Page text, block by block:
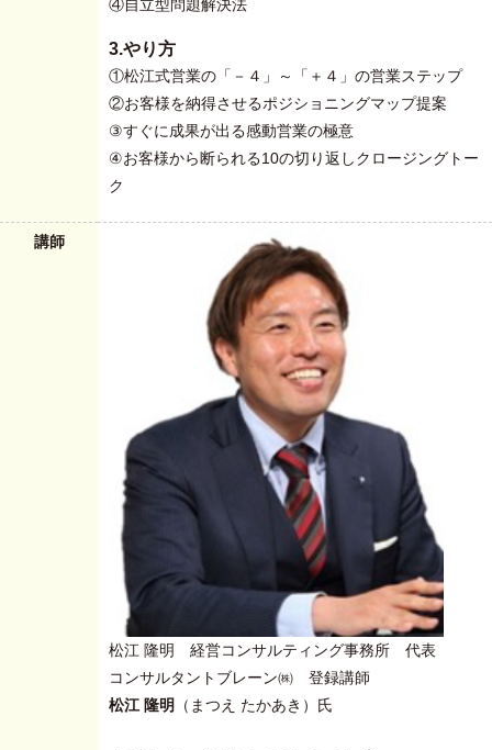
④自立型問題解決法
3.やり方
①松江式営業の「－４」～「＋４」の営業ステップ
②お客様を納得させるポジショニングマップ提案
③すぐに成果が出る感動営業の極意
④お客様から断られる10の切り返しクロージングトー
ク
講師
松江 隆明 経営コンサルティング事務所 代表
コンサルタントブレーン㈱ 登録講師
松江 隆明
（まつえ たかあき）氏